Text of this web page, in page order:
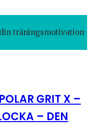
träningsmotivation
GRIT X –
– DEN